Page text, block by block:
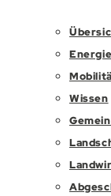
Energie
Wissen